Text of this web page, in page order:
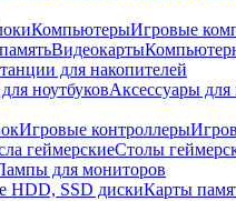
КомпьютерыИгровые
Видеокарты
для накопителей
ноутбуковАксессуары для
Игровые контроллеры
геймерскиеСтолы
для мониторов
HDD, SSD дискиКарты